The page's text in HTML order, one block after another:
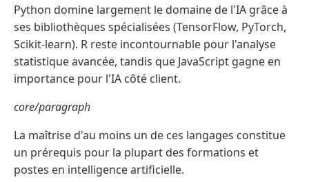
Python domine largement le domaine de l'IA grâce à
ses bibliothèques spécialisées (TensorFlow, PyTorch,
Scikit-learn). R reste incontournable pour l'analyse
statistique avancée, tandis que JavaScript gagne en
importance pour l'IA côté client.
core/paragraph
La maîtrise d'au moins un de ces langages constitue
un prérequis pour la plupart des formations et
postes en intelligence artificielle.